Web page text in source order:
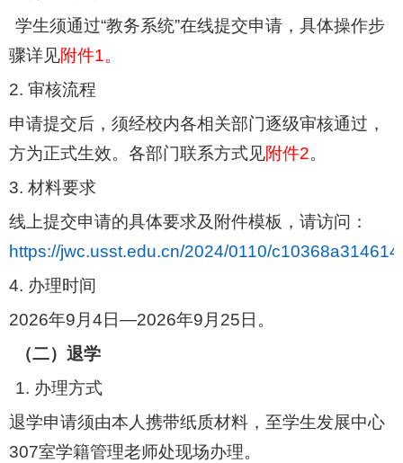
学生须通过“教务系统”在线提交申请，具体操作步
骤详见附件1。
2. 审核流程
申请提交后，须经校内各相关部门逐级审核通过，
方为正式生效。各部门联系方式见附件2。
3. 材料要求
线上提交申请的具体要求及附件模板，请访问：
https://jwc.usst.edu.cn/2024/0110/
4. 办理时间
2026年9 月 4 日—2026年9 月 25 日。
（二）退学
1. 办理方式
退学申请须由本人携带纸质材料，至学生发展中心
307室学籍管理老师处现场办理。